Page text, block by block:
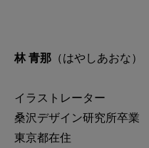
林 青那 （はやしあおな）
イラストレーター
桑沢デザイン研究所卒業
東京都在住